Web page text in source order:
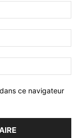
ce navigateur